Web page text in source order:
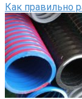
Как правильно